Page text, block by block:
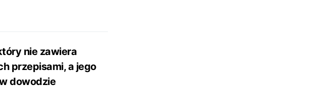
nie zawiera
przepisami, a jego
dowodzie